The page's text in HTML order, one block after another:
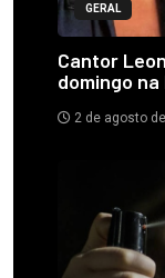
GERAL
Cantor
domingo
2 de agosto